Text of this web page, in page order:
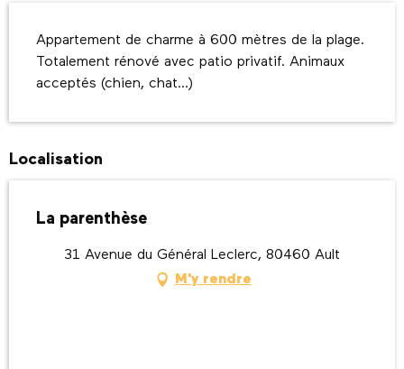
Appartement de charme à 600 mètres de la plage.
Totalement rénové avec patio privatif. Animaux
acceptés (chien, chat...)
Localisation
La parenthèse
31 Avenue du Général Leclerc, 80460 Ault
M'y rendre